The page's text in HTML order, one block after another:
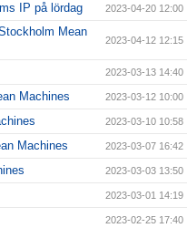
IP på lördag 2023-04-20 12:00
Mean
2023-04-12 12:15
2023-03-13 14:40
Machines 2023-03-12 10:00
2023-03-10 10:58
Machines 2023-03-07 16:42
2023-03-03 13:50
2023-03-01 14:19
2023-02-25 17:40